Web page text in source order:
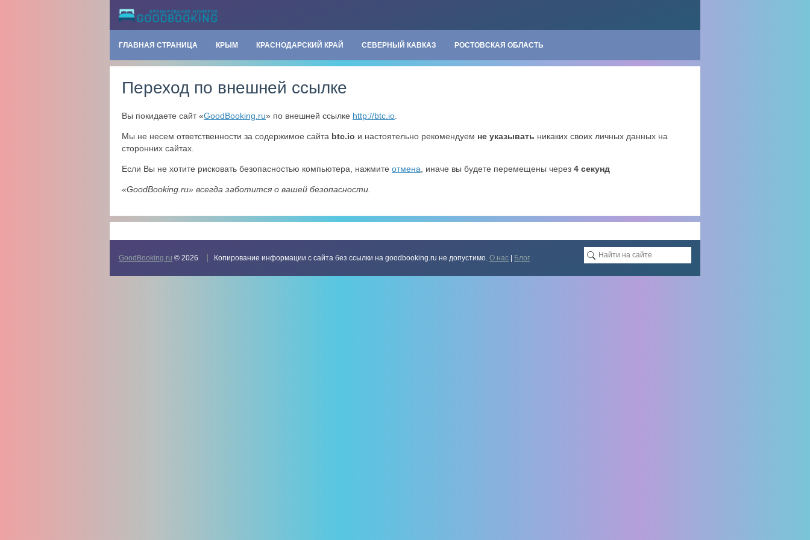
ГЛАВНАЯ СТРАНИЦА КРЫМ КРАСНОДАРСКИЙ КРАЙ СЕВЕРНЫЙ КАВКАЗ РОСТОВСКАЯ ОБЛАСТЬ
Переход по внешней ссылке
Вы покидаете сайт «GoodBooking.ru» по внешней ссылке http://btc.io
Мы не несем ответственности за содержимое сайта btc.io и настоятельно рекомендуем не указывать никаких своих личных данных на
сторонних сайтах.
Если Вы не хотите рисковать безопасностью компьютера, нажмите отмена , иначе вы будете перемещены через 4 секунд
«GoodBooking.ru» всегда заботится о вашей безопасности.
GoodBooking.ru © 2026 Копирование информации с сайта без ссылки на goodbooking.ru не допустимо. О нас Блог